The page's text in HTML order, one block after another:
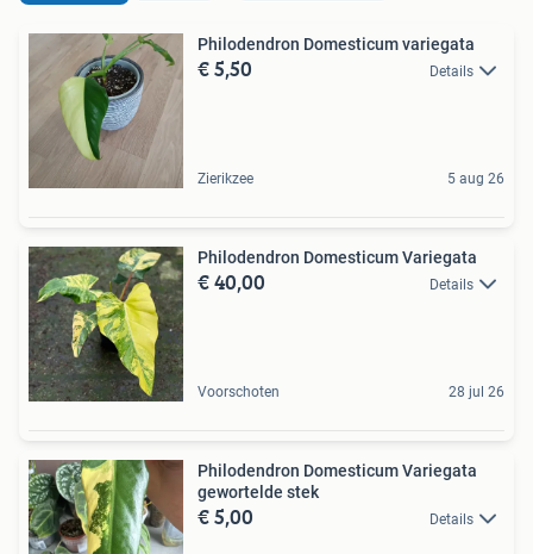
Philodendron Domesticum variegata
€ 5,50 Details
Zierikzee 5 aug 26
Philodendron Domesticum Variegata
€ 40,00 Details
Voorschoten 28 jul 26
Philodendron Domesticum Variegata
gewortelde stek
€ 5,00 Details